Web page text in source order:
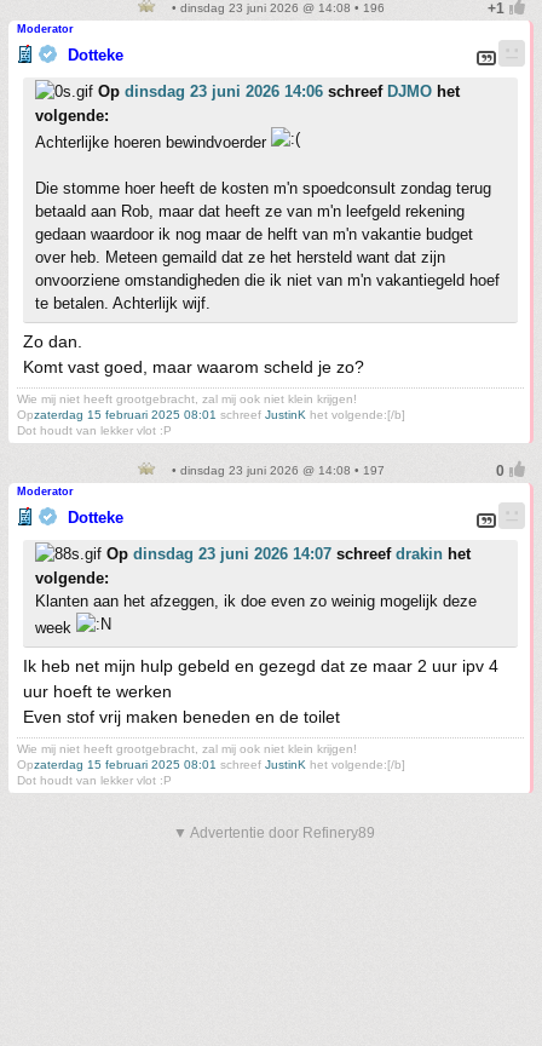
• dinsdag 23 juni 2026 @ 14:08 • 196
Moderator
Dotteke
Op dinsdag 23 juni 2026 14:06 schreef DJMO het
volgende:
Achterlijke hoeren bewindvoerder
Die stomme hoer heeft de kosten m'n spoedconsult zondag terug
betaald aan Rob, maar dat heeft ze van m'n leefgeld rekening
gedaan waardoor ik nog maar de helft van m'n vakantie budget
over heb. Meteen gemaild dat ze het hersteld want dat zijn
onvoorziene omstandigheden die ik niet van m'n vakantiegeld hoef
te betalen. Achterlijk wijf.
Zo dan.
Komt vast goed, maar waarom scheld je zo?
Wie mij niet heeft grootgebracht, zal mij ook niet klein krijgen!
Opzaterdag 15 februari 2025 08:01 schreef JustinK het volgende:[/b]
Dot houdt van lekker vlot :P
• dinsdag 23 juni 2026 @ 14:08 • 197
Moderator
Dotteke
Op dinsdag 23 juni 2026 14:07 schreef drakin het
volgende:
Klanten aan het afzeggen, ik doe even zo weinig mogelijk deze
week
Ik heb net mijn hulp gebeld en gezegd dat ze maar 2 uur ipv 4
uur hoeft te werken
Even stof vrij maken beneden en de toilet
Wie mij niet heeft grootgebracht, zal mij ook niet klein krijgen!
Opzaterdag 15 februari 2025 08:01 schreef JustinK het volgende:[/b]
Dot houdt van lekker vlot :P
▼ Advertentie door Refinery89